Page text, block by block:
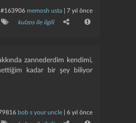
#163906 memosh usta| 7 yıl önce
kulzos ile ilgili
zannederdim kendimi,
kadar bir şey biliyor
bob s your uncle| 6 yıl önce